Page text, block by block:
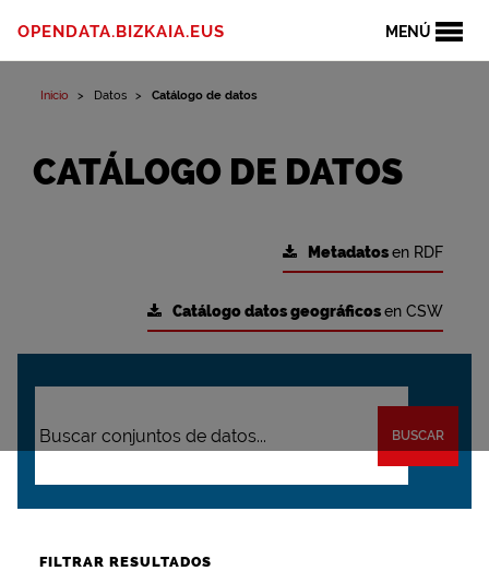
MENÚ
OPENDATA.BIZKAIA.EUS
Inicio Datos Catálogo de datos
CATÁLOGO DE DATOS
Metadatosen RDF
Catálogo datos geográficosen CSW
BUSCAR
FILTRAR RESULTADOS